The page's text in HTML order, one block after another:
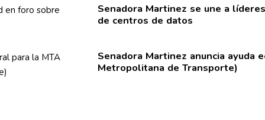
Senadora Martinez se une a
de centros de datos
Senadora Martinez anuncia ayuda
Metropolitana deTransporte)